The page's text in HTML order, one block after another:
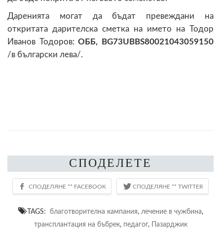
Даренията могат да бъдат превеждани на
откритата дарителска сметка на името на Тодор
Иванов Тодоров:ОББ, BG73UBBS80021043059150
/в български лева/.
СПОДЕЛЕТЕ
TAGS: благотворителна кампания, лечение в чужбина,
трансплантация на бъбрек, педагог, Пазарджик